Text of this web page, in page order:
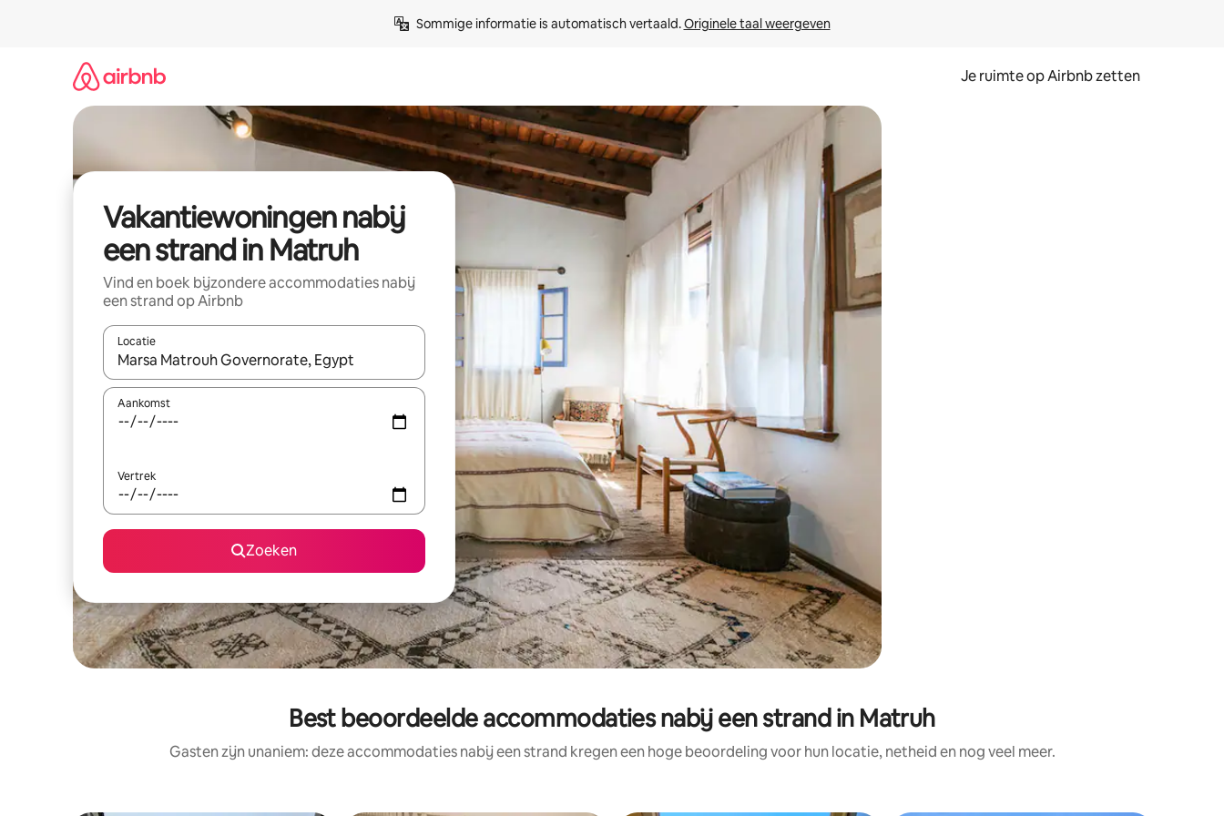
Sommige informatie is automatisch vertaald. Originele taal weergeven
Je ruimte op Airbnb zetten
Vakantiewoningen nabij
een strand in Matruh
Vind en boek bijzondere accommodaties nabij
een strand op Airbnb
Locatie
Wanneer er suggesties beschikbaar zijn, maak je een keuze met je de pijltjestoetsen omhoog en omlaag, óf door te tikken of swipen.
Aankomst
Vertrek
Zoeken
Best beoordeelde accommodaties nabij een strand in Matruh
Gasten zijn unaniem: deze accommodaties nabij een strand kregen een hoge beoordeling voor hun locatie, netheid en nog veel meer.